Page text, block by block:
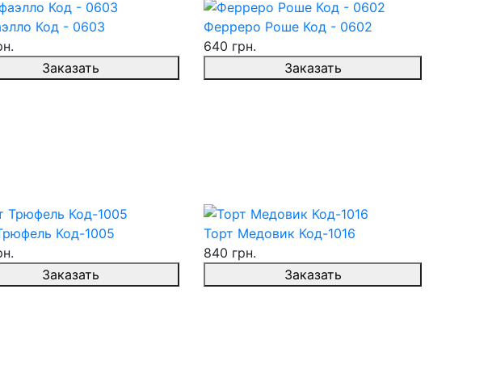
Код - 0603
Заказать
Ферреро Роше Код - 0602
640 грн.
Заказать
Код-1005
Заказать
Торт Медовик Код-1016
840 грн.
Заказать